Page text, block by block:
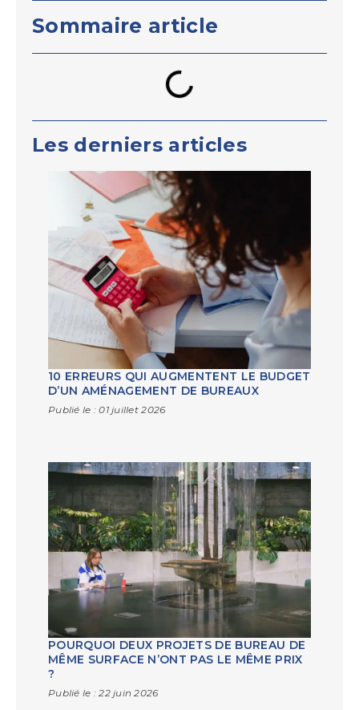
Sommaire article
Les derniers articles
10 ERREURS QUI AUGMENTENT LE BUDGET
D’UN AMÉNAGEMENT DE BUREAUX
Publié le : 01 juillet 2026
POURQUOI DEUX PROJETS DE BUREAU DE
MÊME SURFACE N’ONT PAS LE MÊME PRIX
?
Publié le : 22 juin 2026